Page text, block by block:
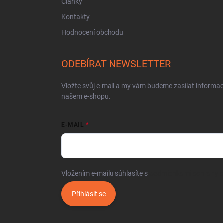
Články
Kontakty
Hodnocení obchodu
ODEBÍRAT NEWSLETTER
Vložte svůj e-mail a my vám budeme zasílat
našem e-shopu.
E-MAIL
Vložením e-mailu súhlasíte s
Přihlásit se